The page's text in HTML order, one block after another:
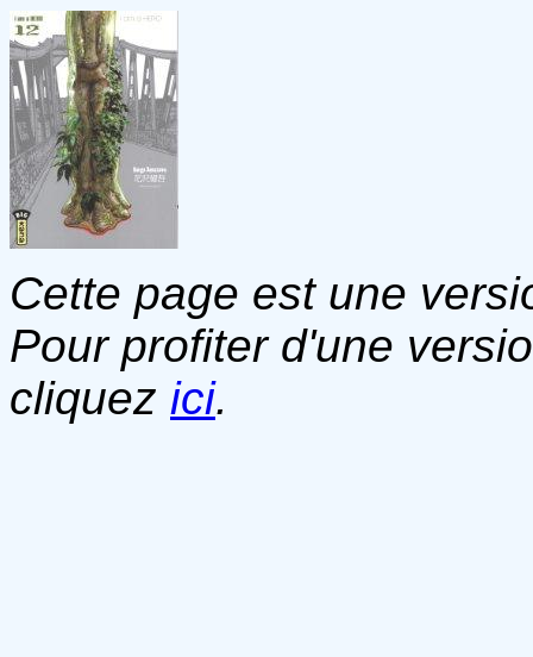
Cette page est une
Pour profiter d'une
cliquez ici.